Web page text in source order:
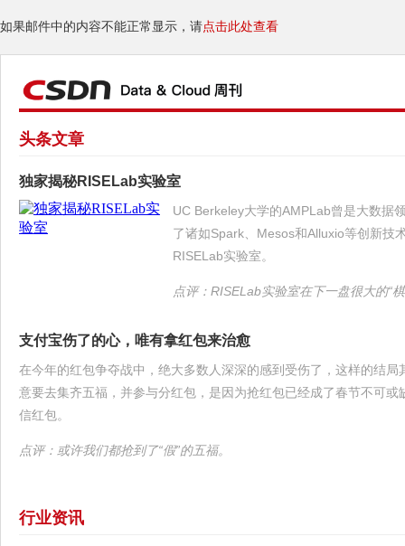
如果邮件中的内容不能正常显示，请点击此处查看
头条文章
独家揭秘RISELab实验室
UC Berkeley大学的AMPLab曾是大数据
了诸如Spark、Mesos和Alluxio等创新技
RISELab实验室。
点评：RISELab实验室在下一盘很大的“
支付宝伤了的心，唯有拿红包来治愈
在今年的红包争夺战中，绝大多数人深深的感到受伤了，这样的结
意要去集齐五福，并参与分红包，是因为抢红包已经成了春节不可
信红包。
点评：或许我们都抢到了“假”的五福。
行业资讯